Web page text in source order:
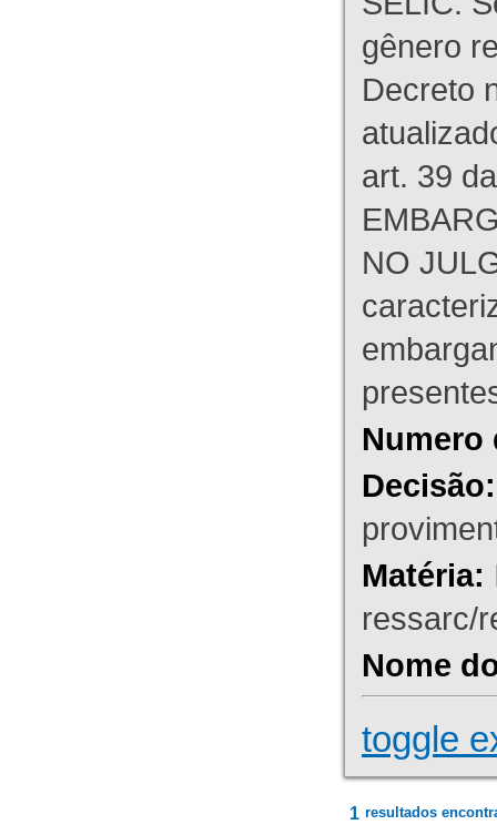
gênero
Decreto
art. 39
NO
Numero
Decisão:
Matéria:
ressarc/
Nome
toggle
1 resultados